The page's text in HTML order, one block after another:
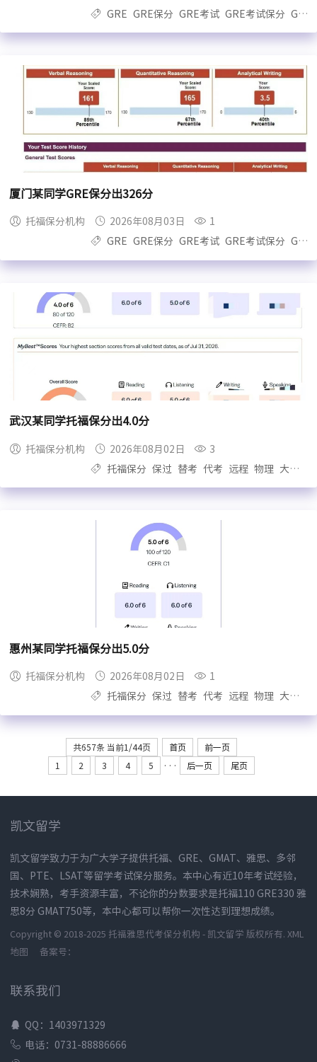
GRE
GRE保分 GRE考试 GRE考试保分 GRE保过
厦门某同学GRE保分出326分
托福保分机构 2026年08月03日
1
GRE
GRE保分 GRE考试 GRE考试保分 GRE保过
武汉某同学托福保分出4.0分
托福保分机构 2026年08月02日
3
托福保分
保过 替考 代考 远程 物理 大自拍
惠州某同学托福保分出5.0分
托福保分机构 2026年08月02日
1
托福保分
保过 替考 代考 远程 物理 大自拍
共657条 当前1/44页 首页 前一页
1 2 3 4 5 ··· 后一页 尾页
凯文留学
凯文留学致力于为广大学子提供托福、GRE、GMAT、雅思、多邻
国、PTE、LSAT等留学考试保分服务。本中心有近10年考试经验，
技术娴熟，考手资源丰富，不论你的分数要求是托福110 GRE330 雅
思8分 GMAT750等，本中心都可以帮你一次性达到理想成绩。
Copyright © 2018-2025 托福雅思代考保分机构 - 凯文留学 版权所有. XML
地图
备案号：
联系我们
QQ：1403971329
电话：0731-88886666